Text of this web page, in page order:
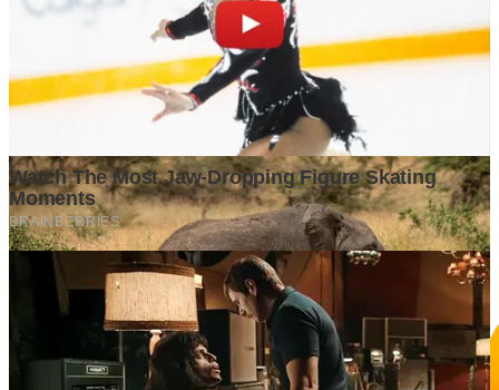
GrapadiNews
©2026 GrapadiNews. All rights reserved.